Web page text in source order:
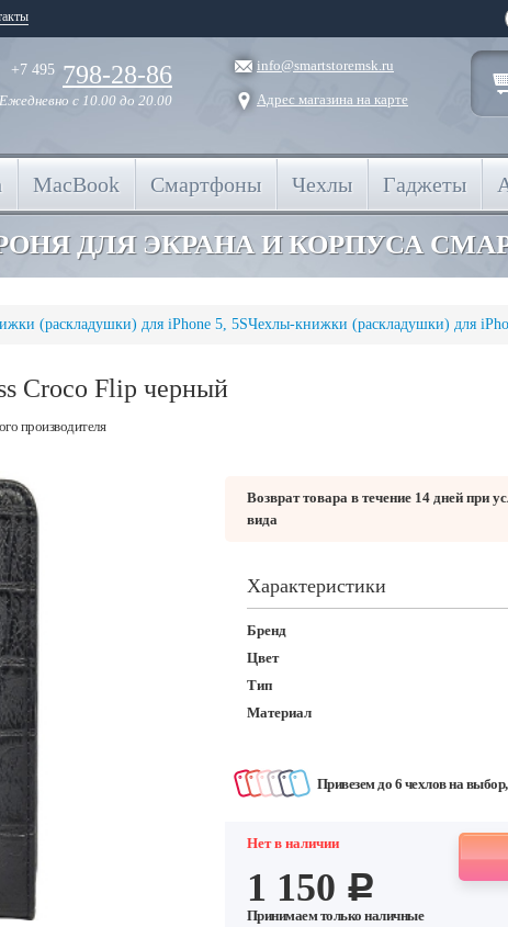
+7 495 798-28-86
Ежедневно с 10.00 до 20.00
info@smartstoremsk.ru
Адрес магазина на карте
MacBook Смартфоны Чехлы Гаджеты
ДЛЯ ЭКРАНА И КОРПУСА
(раскладушки) для iPhone 5, 5SЧехлы-книжки (раскладушки) для
Croco Flip черный
производителя
Возврат товара в течение 14 дней при
вида
Характеристики
Бренд
Цвет
Тип
Материал
Привезем до 6 чехлов на
Нет в наличии
1 150 c
Принимаем только наличные